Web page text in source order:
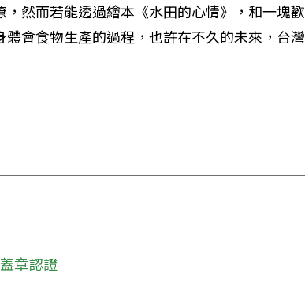
然而若能透過繪本《水田的心情》，和一塊歡
會食物生產的過程，也許在不久的未來，台灣
章認證